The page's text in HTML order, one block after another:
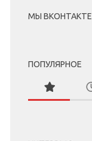
МЫ ВКОНТАКТЕ
ПОПУЛЯРНОЕ